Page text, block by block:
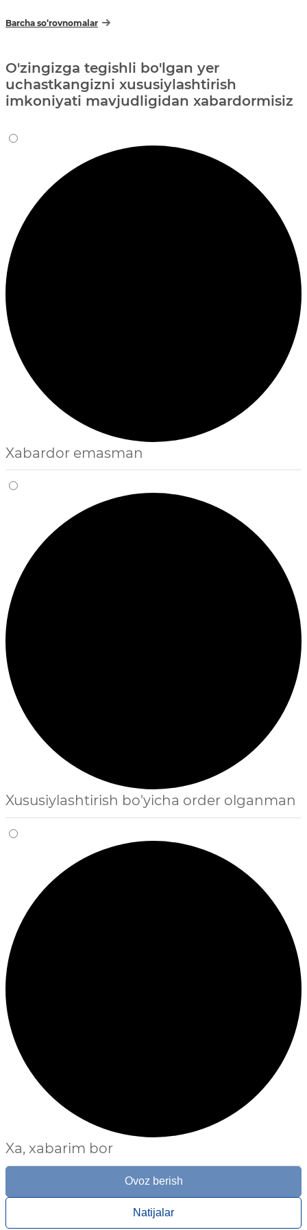
Barcha so‘rovnomalar
O'zingizga tegishli bo'lgan yer
uchastkangizni xususiylashtirish
imkoniyati mavjudligidan xabardormisiz
Xabardor emasman
Xususiylashtirish bo'yicha order olganman
Xa, xabarim bor
Ovoz berish
Natijalar